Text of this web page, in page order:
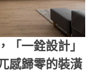
「一銓設計」
感歸零的裝潢